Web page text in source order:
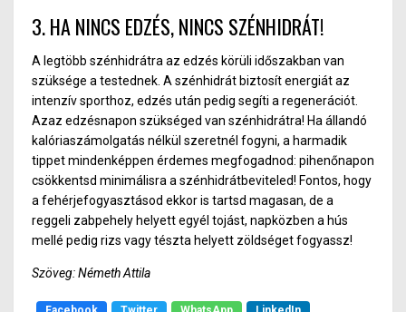
3. HA NINCS EDZÉS, NINCS SZÉNHIDRÁT!
A legtöbb szénhidrátra az edzés körüli időszakban van
szüksége a testednek. A szénhidrát biztosít energiát az
intenzív sporthoz, edzés után pedig segíti a regenerációt.
Azaz edzésnapon szükséged van szénhidrátra! Ha állandó
kalóriaszámolgatás nélkül szeretnél fogyni, a harmadik
tippet mindenképpen érdemes megfogadnod: pihenőnapon
csökkentsd minimálisra a szénhidrátbeviteled! Fontos, hogy
a fehérjefogyasztásod ekkor is tartsd magasan, de a
reggeli zabpehely helyett egyél tojást, napközben a hús
mellé pedig rizs vagy tészta helyett zöldséget fogyassz!
Szöveg: Németh Attila